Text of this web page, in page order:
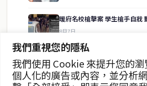
我們重視您的隱私
我們使用 Cookie 來提升您的
個人化的廣告或內容，並分析
暖府名校槍擊案 學生槍手自戕
8月7日
暖武里名校發生槍擊案 2死15傷
8月7日
房地產
聯絡資訊